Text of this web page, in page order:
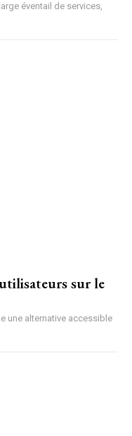
éventail de services,
sur le
une alternative accessible